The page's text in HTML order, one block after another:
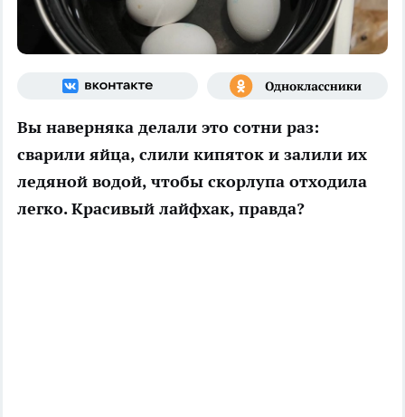
Вы наверняка делали это сотни раз:
сварили яйца, слили кипяток и залили их
ледяной водой, чтобы скорлупа отходила
легко. Красивый лайфхак, правда?